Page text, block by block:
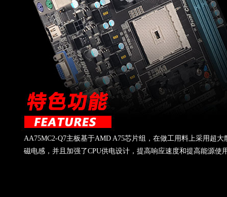
AA75MC2-Q7主板基于AMD A75芯片组，在做工用料上采用超大
磁电感，并且加强了CPU供电设计，提高响应速度和提高能源使